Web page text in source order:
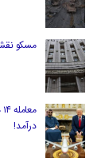
مسکو
درآمد!